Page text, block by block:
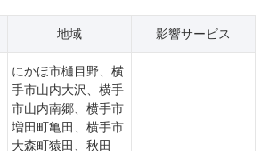
地域 影響サービス
にかほ市樋目野、横
手市山内大沢、横手
市山内南郷、横手市
増田町亀田、横手市
大森町猿田、秋田